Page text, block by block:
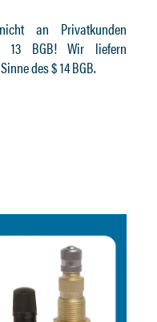
an Privatkunden
13 BGB! Wir liefern
des $ 14 BGB.